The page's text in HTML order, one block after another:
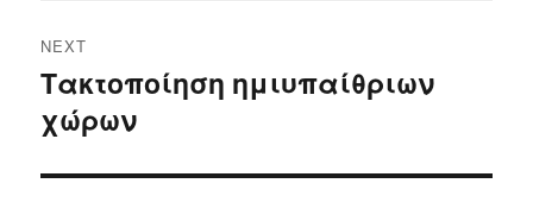
NEXT
Next
post:
Τακτοποίηση ημιυπαίθριων
χώρων